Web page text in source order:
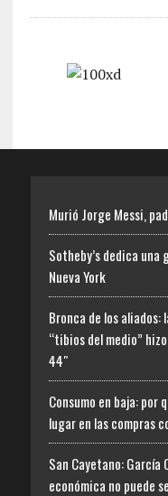
Murió Jorge Messi,
Sotheby’s dedica
Nueva York
Bronca de los aliados:
“tibios del medio”
44″
Consumo en baja:
lugar en las compras
San Cayetano: García
económica no puede